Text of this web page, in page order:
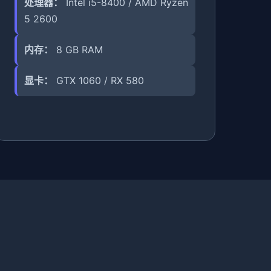
处理器：
Intel i5-8400 / AMD Ryzen
5 2600
内存： 8 GB RAM
显卡： GTX 1060 / RX 580